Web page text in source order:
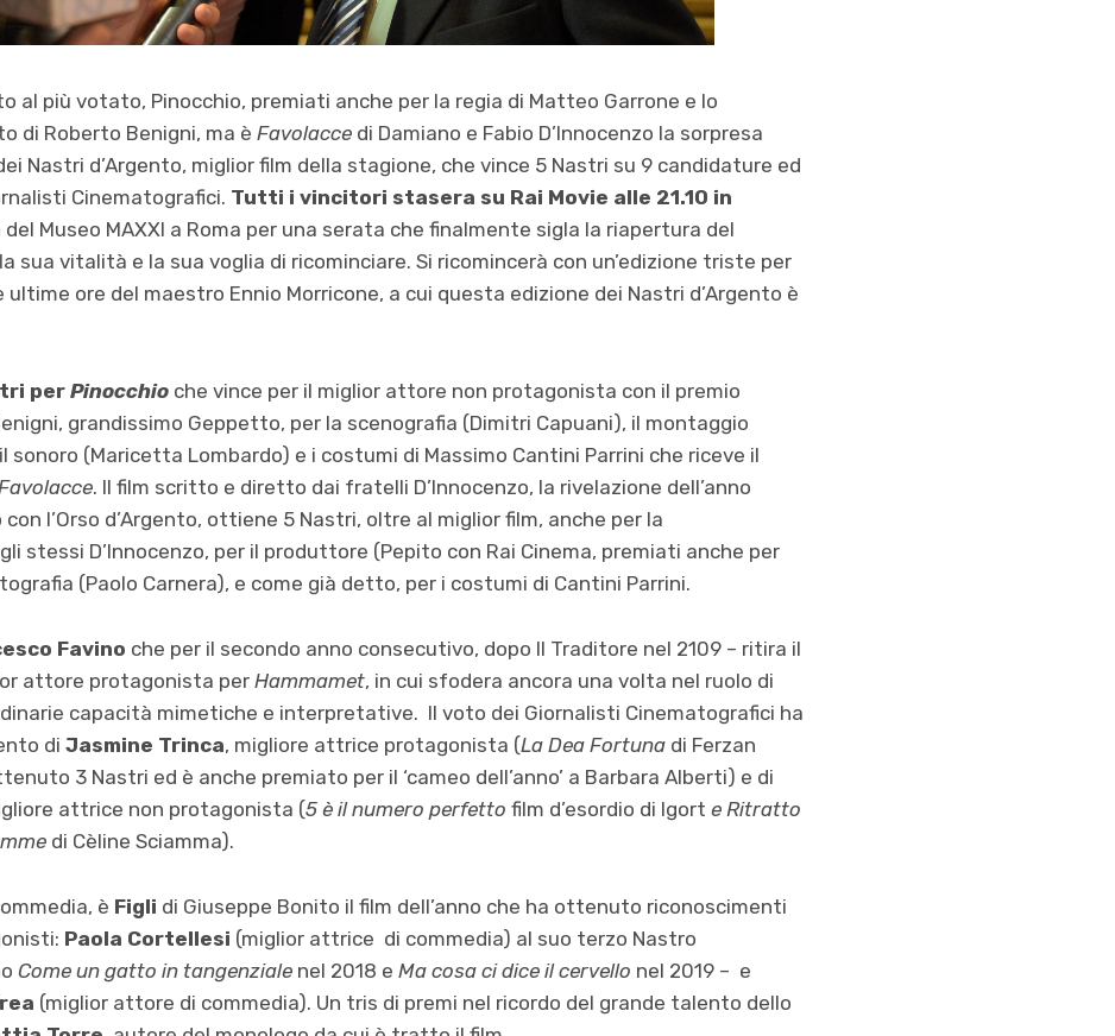
al più votato, Pinocchio, premiati anche per la regia di Matteo Garrone e lo
di Roberto Benigni, ma è Favolacce di Damiano e Fabio D’Innocenzo la sorpresa
Nastri d’Argento, miglior film della stagione, che vince 5 Nastri su 9 candidature ed
Cinematografici. Tutti i vincitori stasera su Rai Movie alle 21.10 in
del Museo MAXXI a Roma per una serata che finalmente sigla la riapertura del
sua vitalità e la sua voglia di ricominciare. Si ricomincerà con un’edizione triste per
ultime ore del maestro Ennio Morricone, a cui questa edizione dei Nastri d’Argento è
per Pinocchio che vince per il miglior attore non protagonista con il premio
grandissimo Geppetto, per la scenografia (Dimitri Capuani), il montaggio
sonoro (Maricetta Lombardo) e i costumi di Massimo Cantini Parrini che riceve il
. Il film scritto e diretto dai fratelli D’Innocenzo, la rivelazione dell’anno
l’Orso d’Argento, ottiene 5 Nastri, oltre al miglior film, anche per la
stessi D’Innocenzo, per il produttore (Pepito con Rai Cinema, premiati anche per
(Paolo Carnera), e come già detto, per i costumi di Cantini Parrini.
Favino che per il secondo anno consecutivo, dopo Il Traditore nel 2109 – ritira il
attore protagonista per Hammamet, in cui sfodera ancora una volta nel ruolo di
capacità mimetiche e interpretative. Il voto dei Giornalisti Cinematografici ha
di Jasmine Trinca, migliore attrice protagonista (La Dea Fortuna di Ferzan
3 Nastri ed è anche premiato per il ‘cameo dell’anno’ a Barbara Alberti) e di
attrice non protagonista (5 è il numero perfetto film d’esordio di Igort e Ritratto
di Cèline Sciamma).
è Figli di Giuseppe Bonito il film dell’anno che ha ottenuto riconoscimenti
Paola Cortellesi (miglior attrice di commedia) al suo terzo Nastro
Come un gatto in tangenziale nel 2018 e Ma cosa ci dice il cervello nel 2019 – e
(miglior attore di commedia). Un tris di premi nel ricordo del grande talento dello